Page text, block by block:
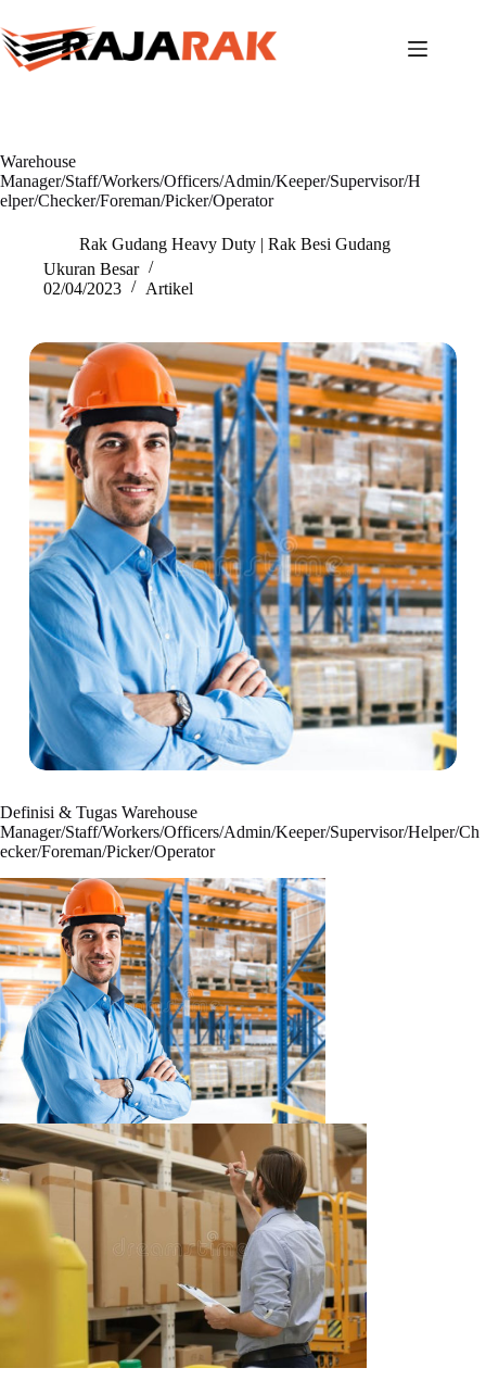
to
content
Warehouse
Manager/Staff/Workers/Officers/Admin/Keeper/Supervisor/H
elper/Checker/Foreman/Picker/Operator
Rak Gudang Heavy Duty | Rak Besi Gudang
Ukuran Besar
02/04/2023
Artikel
Definisi & Tugas Warehouse
Manager/Staff/Workers/Officers/Admin/Keeper/Supervisor/Helper/Ch
ecker/Foreman/Picker/Operator